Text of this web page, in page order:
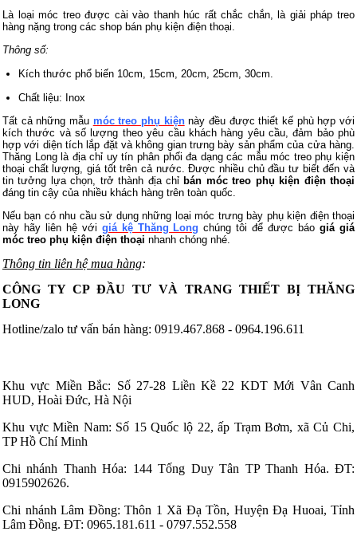
Là loại móc treo được cài vào thanh húc rất chắc chắn, là giải pháp treo
hàng nặng trong các shop bán phụ kiện điện thoại.
Thông số:
Kích thước phổ biến 10cm, 15cm, 20cm, 25cm, 30cm.
Chất liệu: Inox
Tất cả những mẫu móc treo phụ kiệnnày đều được thiết kế phù hợp với
kích thước và số lượng theo yêu cầu khách hàng yêu cầu, đảm bảo phù
hợp với diện tích lắp đặt và không gian trưng bày sản phẩm của cửa hàng.
Thăng Long là địa chỉ uy tín phân phối đa dạng các mẫu móc treo phụ kiện
thoại chất lượng, giá tốt trên cả nước. Được nhiều chủ đầu tư biết đến và
tin tưởng lựa chọn, trở thành địa chỉ bán móc treo phụ kiện điện thoại
đáng tin cậy của nhiều khách hàng trên toàn quốc.
Nếu bạn có nhu cầu sử dụng những loại móc trưng bày phụ kiện điện thoại
này hãy liên hệ với giá kệ Thăng Long chúng tôi để được báogiá giá
móc treo phụ kiện điện thoại nhanh chóng nhé.
Thông tin liên hệ mua hàng:
CÔNG TY CP ĐẦU TƯ VÀ TRANG THIẾT BỊ THĂNG
LONG
Hotline/zalo tư vấn bán hàng: 0919.467.868 - 0964.196.611
Khu vực Miền Bắc: Số 27-28 Liền Kề 22 KDT Mới Vân Canh
HUD, Hoài Đức, Hà Nội
Khu vực Miền Nam: Số 15 Quốc lộ 22, ấp Trạm Bơm, xã Củ Chi,
TP Hồ Chí Minh
Chi nhánh Thanh Hóa: 144 Tống Duy Tân TP Thanh Hóa. ĐT:
0915902626.
Chi nhánh Lâm Đồng: Thôn 1 Xã Đạ Tồn, Huyện Đạ Huoai, Tỉnh
Lâm Đồng. ĐT: 0965.181.611 - 0797.552.558